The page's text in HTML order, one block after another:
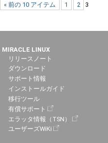
« 前の 10 アイテム 1 2 3
MIRACLE LINUX
リリースノート
ダウンロード
サポート情報
インストールガイド
移行ツール
有償サポート
エラッタ情報（TSN）
ユーザーズWiKi